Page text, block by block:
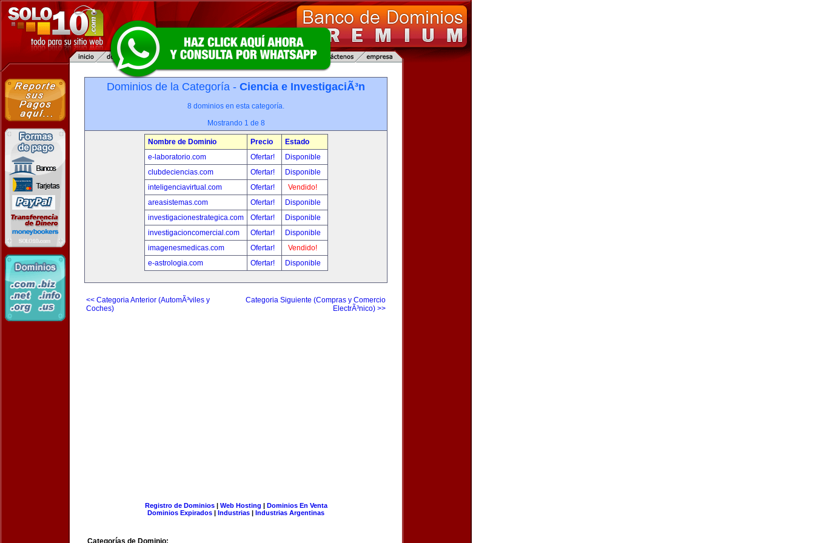
Dominios de la Categoría - Ciencia e InvestigaciÃ³n
8 dominios en esta categoría.
Mostrando 1 de 8
Nombre de Dominio Precio
Estado
e-laboratorio.com
Ofertar!
Disponible
clubdeciencias.com
Ofertar!
Disponible
inteligenciavirtual.com
Ofertar!
Vendido!
areasistemas.com
Ofertar!
Disponible
investigacionestrategica.com
Ofertar!
Disponible
investigacioncomercial.com
Ofertar!
Disponible
imagenesmedicas.com
Ofertar!
Vendido!
e-astrologia.com
Ofertar! Disponible
<< Categoria Anterior (AutomÃ³viles y
Coches)
Categoria Siguiente (Compras y Comercio
ElectrÃ³nico) >>
Registro de Dominios| Web Hosting | Dominios En Venta
Dominios Expirados | Industrias | Industrias Argentinas
Categorías de Dominio: